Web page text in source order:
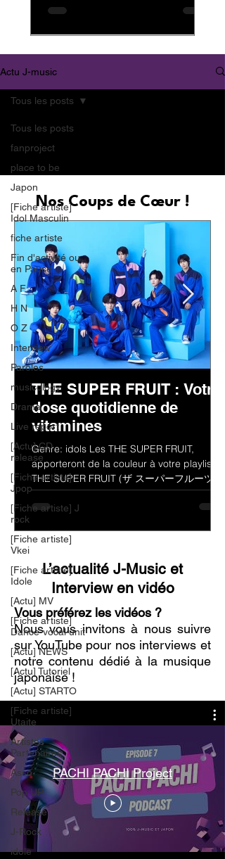
Nagahama Neru dans celui de
de Nakajima Kento, on ne pouvait
Love≠Comedy qui m'ont donné
envie de vous partager mon avis.
Actu J-music
Tous les posts
fanproject
place to be
Japon
[Fiche artiste]
Idol Masculin
fiche artiste
Fin d'activité ou
en Pause
A F
H N
O Z
Interview
Paroles
musicology
Drama
Live report
[Actu] CD
release
[Fiche artiste]
Jpop
[Fiche artiste] J
rock
[Fiche artiste]
Vkei
[Fiche artiste]
Idole
[Actu] MV
[Fiche artiste]
Dance-vocal unit
[Actu] NEWS
[Actu] Tutoriel
[Actu] STARTO
[Fiche artiste]
Utaite
Artistes
Partenaires
Asso
Pop UP
Release
J-Rock
idole
Tous les posts
Nos Coups de Cœur !
THE SUPER FRUIT : Votre
dose quotidienne de
vitamines
Genre: idols Les THE SUPER FRUIT,
apporteront de la couleur à votre playlist !
THE SUPER FRUIT (ザ スーパーフルーツ)
est un groupe de jeunes...
L’actualité J-Music et
Interview en vidéo
Vous préférez les vidéos ?
Nous vous invitons à nous suivre
sur YouTube pour nos interviews et
notre contenu dédié à la musique
japonaise !
PACHI PACHI Project